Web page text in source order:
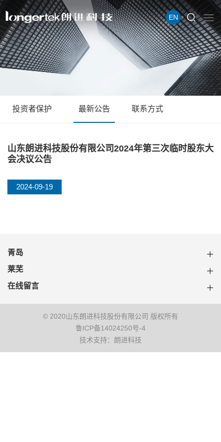
EN
投资者保护 最新公告 联系方式
山东朗进科技股份有限公司2024年第三次临时股东大
会决议公告
2024-09-19
青岛
莱芜
在线留言
© 2020山东朗进科技股份有限公司 版权所有
鲁ICP备14024250号-4
技术支持：朗进科技